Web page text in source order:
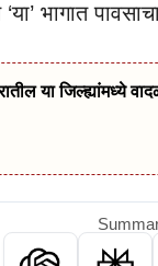
भागात
या जिल्ह्यांमध्ये